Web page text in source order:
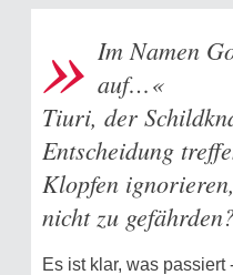
» Im Namen
auf…«
Tiuri, der
Entscheidung
Klopfen
nicht zu
Es ist klar, was